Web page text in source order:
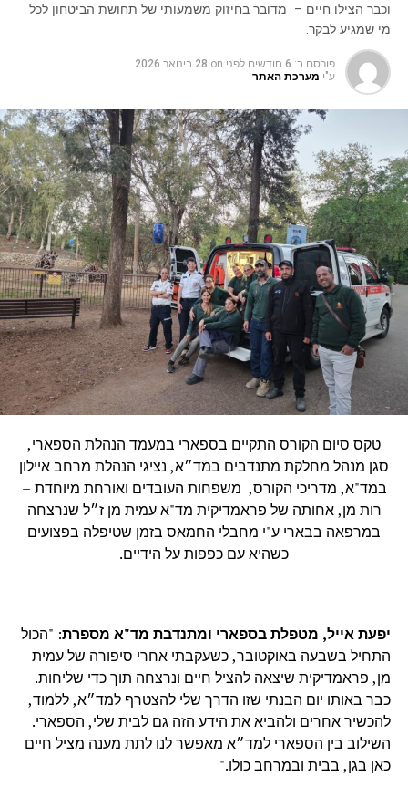
וכבר הצילו חיים – מדובר בחיזוק משמעותי של תחושת הביטחון לכל
מי שמגיע לבקר.
פורסם ב: 6 חודשים לפני on 28 בינואר 2026
ע"י מערכת האתר
טקס סיום הקורס התקיים בספארי במעמד הנהלת הספארי,
סגן מנהל מחלקת מתנדבים במד״א, נציגי הנהלת מרחב איילון
במד"א, מדריכי הקורס, משפחות העובדים ואורחת מיוחדת –
רות מן, אחותה של פראמדיקית מד"א עמית מן ז״ל שנרצחה
במרפאה בבארי ע"י מחבלי החמאס בזמן שטיפלה בפצועים
כשהיא עם כפפות על הידיים.
יפעת אייל, מטפלת בספארי ומתנדבת מד"א מספרת: "הכול
התחיל בשבעה באוקטובר, כשעקבתי אחרי סיפורה של עמית
מן, פראמדיקית שיצאה להציל חיים ונרצחה תוך כדי שליחות.
כבר באותו יום הבנתי שזו הדרך שלי להצטרף למד״א, ללמוד,
להכשיר אחרים ולהביא את הידע הזה גם לבית שלי, הספארי.
השילוב בין הספארי למד״א מאפשר לנו לתת מענה מציל חיים
כאן בגן, בבית ובמרחב כולו."